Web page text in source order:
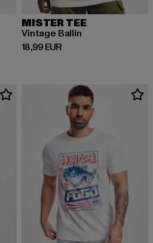
MISTER TEE
Vintage Ballin
18,99 EUR
Derzeitiger Preis: 18,99 EUR